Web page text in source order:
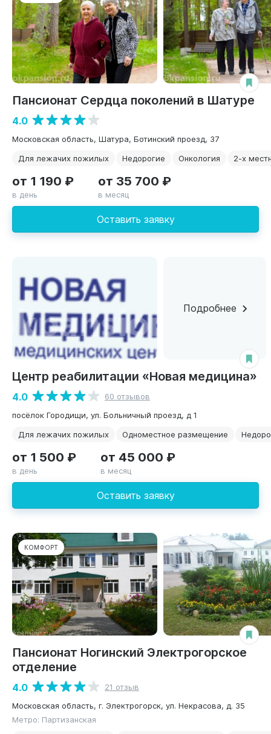
Пансионат Сердца поколений в Шатуре
4.0
Московская область, Шатура, Ботинский проезд, 37
Для лежачих пожилых
Недорогие Онкология 2-х
Оставить заявку
от 1 190 ₽
в день
от 35 700 ₽
в месяц
Подробнее
Центр реабилитации «Новая медицина»
4.0
60 отзывов
посёлок Городищи, ул. Больничный проезд, д 1
Для лежачих пожилых
Одноместное размещение
Оставить заявку
от 1 500 ₽
в день
от 45 000 ₽
в месяц
КОМФОРТ
Пансионат Ногинский Электрогорское
отделение
4.0
21 отзыв
Московская область, г. Электрогорск, ул. Некрасова, д. 35
Метро: Партизанская